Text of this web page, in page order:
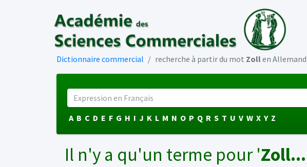
Dictionnaire commercial recherche à partir du mot Zollen Allemand
A B C D E F G H I J K L M N O P Q R S T U V W X Y Z
Il n'y a qu'un terme pour 'Zoll...